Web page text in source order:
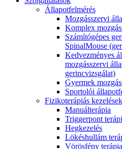
Állapotfelmérés
Mozgásszervi
Komplex
Számítógépes
SpinalMouse
Kedvezményes
mozgásszervi
gerincvizsgálat)
Gyermek
Sportolói
Fizikoterápiás kezelések
Manuálterápia
Triggerpont
Hegkezelés
Lökéshullám
Vörösfény terápia